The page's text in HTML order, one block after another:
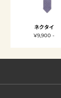
ネクタイ
¥9,900 -